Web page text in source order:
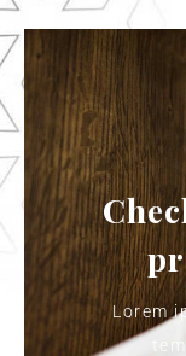
Lorem